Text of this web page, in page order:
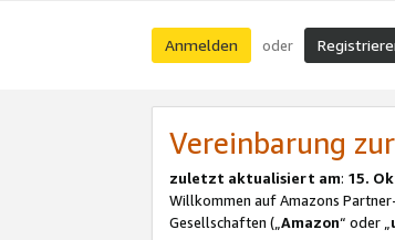
Anmelden oder
Vereinbarung
zuletzt aktualisiert am: 15.
Willkommen auf Amazons
Gesellschaften („Amazon“ oder „